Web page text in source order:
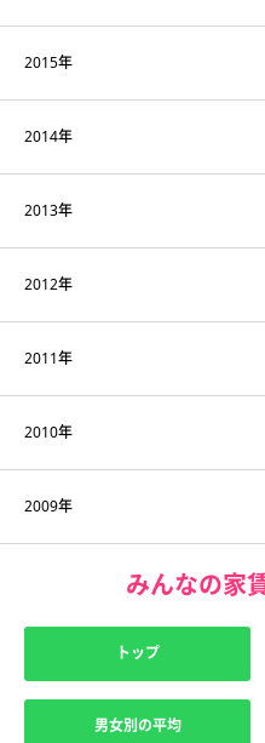
2015年
2014年
2013年
2012年
2011年
2010年
2009年
みんなの家
トップ
男女別の平均